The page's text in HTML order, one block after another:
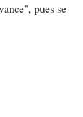
pues se